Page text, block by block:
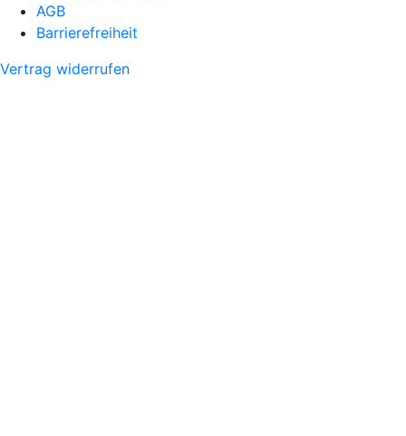
AGB
Barrierefreiheit
Vertrag widerrufen